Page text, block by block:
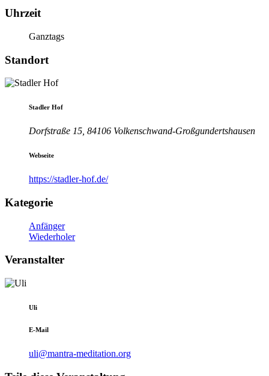
Uhrzeit
Ganztags
Standort
Stadler Hof
Dorfstraße 15, 84106 Volkenschwand-Großgundertshausen
Webseite
https://stadler-hof.de/
Kategorie
Anfänger
Wiederholer
Veranstalter
Uli
E-Mail
uli@mantra-meditation.org